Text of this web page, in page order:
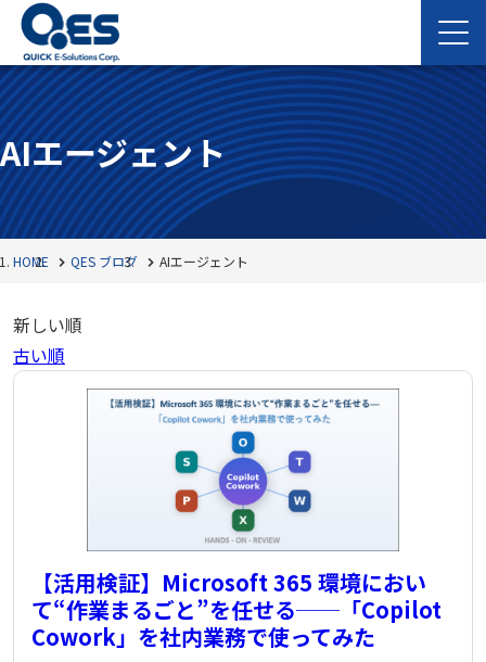
AIエージェント
HOME QES ブログ AIエージェント
新しい順
古い順
【活用検証】Microsoft 365 環境におい
て“作業まるごと”を任せる──「Copilot
Cowork」を社内業務で使ってみた